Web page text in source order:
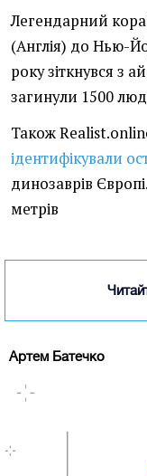
Легендарний
(Англія) до Нью-
року зіткнувся з
загинули 1500
Також
ідентифікували
динозаврів
метрів
Артем Батечко